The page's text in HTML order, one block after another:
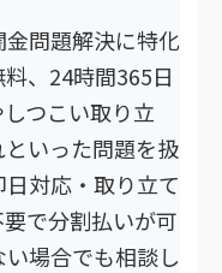
問題解決に特化
、24時間365日
つこい取り立
いった問題を扱
対応・取り立て
で分割払いが可
場合でも相談し